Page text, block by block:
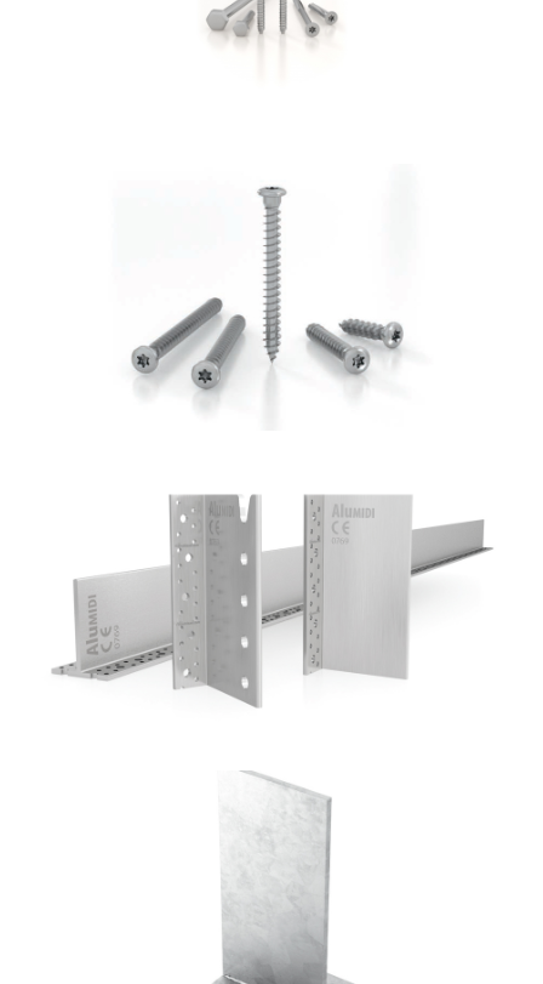
Vite LBS
ROTHOBLAAS
Staffa a scomparsa Alumidi
ROTHOBLAAS
Portapilastro TYP F70